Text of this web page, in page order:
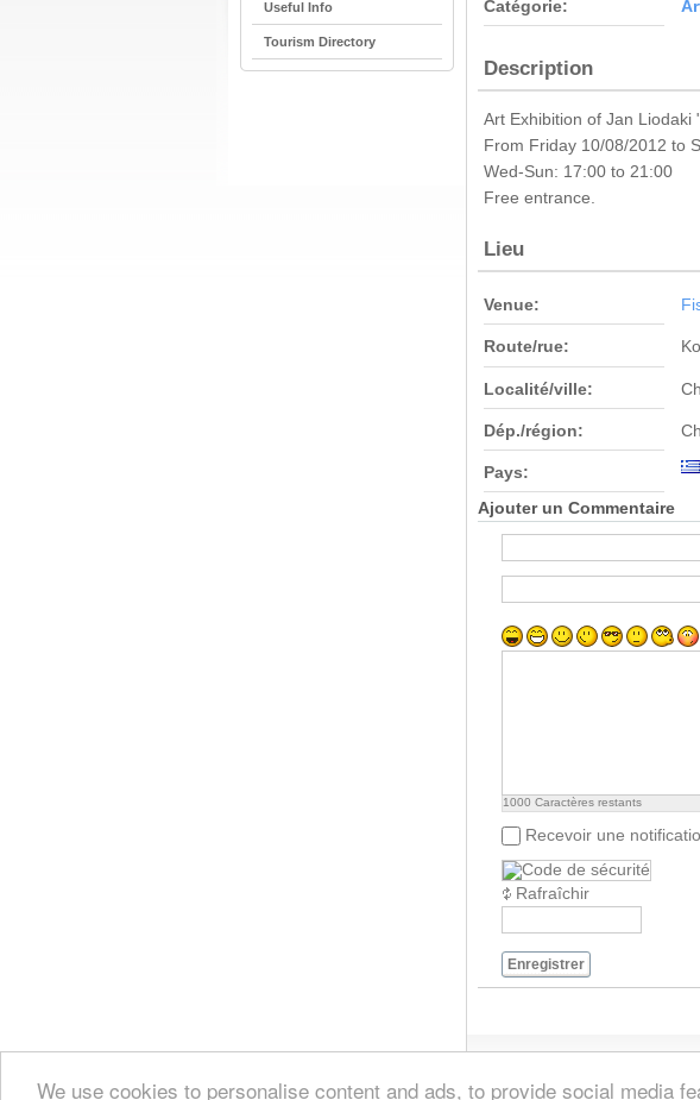
We use cookies to personalise content and ads, to provide social media
Useful Info
Tourism Directory
Catégorie:
Description
Art Exhibition of Jan Liodaki
From Friday 10/08/2012 to
Wed-Sun: 17:00 to 21:00
Free entrance.
Lieu
Venue:
Route/rue:
Localité/ville:
Dép./région:
Pays:
Ajouter un Commentaire
1000 Caractères restants
Recevoir une
Rafraîchir
Enregistrer